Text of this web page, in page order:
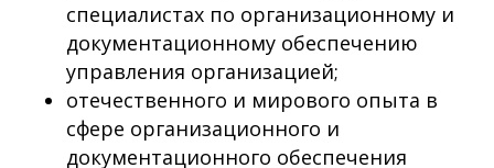
специалистах по организационному и
документационному обеспечению
управления организацией;
отечественного и мирового опыта в
сфере организационного и
документационного обеспечения